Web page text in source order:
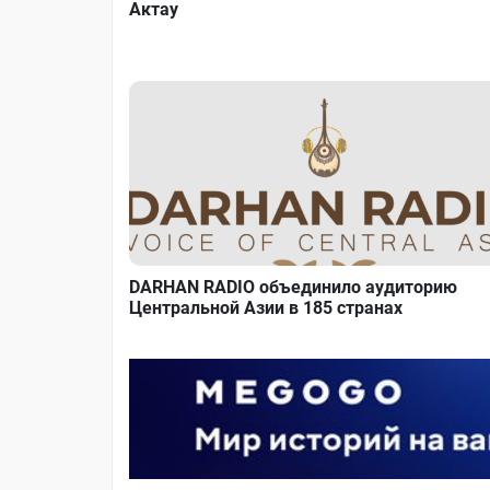
Актау
DARHAN RADIO объединило аудиторию
Центральной Азии в 185 странах